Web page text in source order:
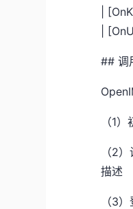
|
|
## 调
（1
（2
描述
（3